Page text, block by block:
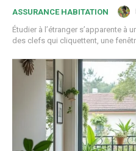
ASSURANCE HABITATION
Étudier à l’étranger s’apparente à
des clefs qui cliquettent, une